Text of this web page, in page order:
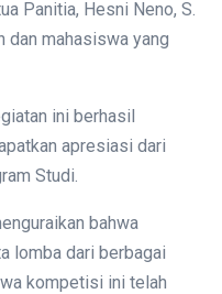
Panitia, Hesni Neno, S.
dan mahasiswa yang
ini berhasil
apresiasi dari
Studi.
bahwa
lomba dari berbagai
kompetisi ini telah